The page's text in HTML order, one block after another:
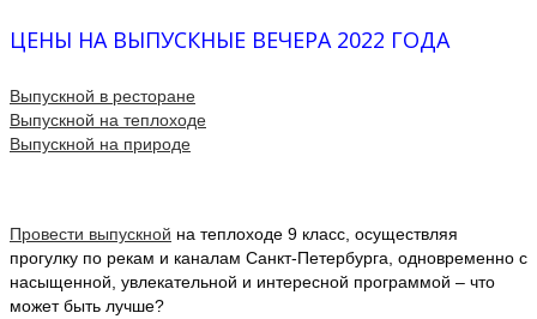
ЦЕНЫ НА ВЫПУСКНЫЕ ВЕЧЕРА 2022 ГОДА
Выпускной в ресторане
Выпускной на теплоходе
Выпускной на природе
Провести выпускной на теплоходе 9 класс, осуществляя
прогулку по рекам и каналам Санкт-Петербурга, одновременно с
насыщенной, увлекательной и интересной программой – что
может быть лучше?